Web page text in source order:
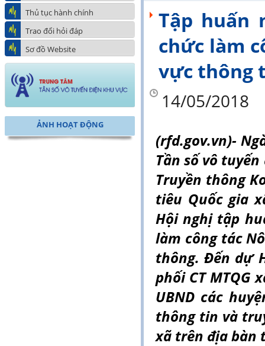
Thủ tục hành chính
Trao đổi hỏi đáp
Sơ đồ Website
ẢNH HOẠT ĐỘNG
Tập huấn
chức làm
vực thông
14/05/2018
(rfd.gov.vn)-
Tần số vô
Truyền thông
tiêu Quốc gia
Hội nghị tập
làm công tác
thông. Đến dự
phối CT MTQG
UBND các
thông tin và
xã trên địa bàn